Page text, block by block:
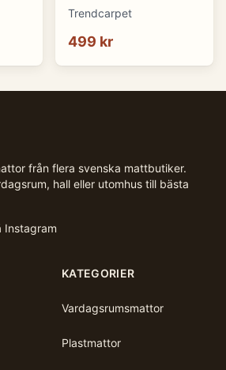
Somerville (blå)
Trendcarpet
499 kr
från flera svenska mattbutiker.
hall eller utomhus till bästa
Instagram
KATEGORIER
Vardagsrumsmattor
Plastmattor